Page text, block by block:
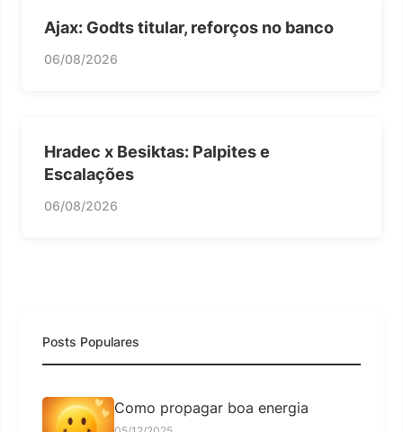
Ajax: Godts titular, reforços no banco
06/08/2026
Hradec x Besiktas: Palpites e
Escalações
06/08/2026
Posts Populares
Como propagar boa energia